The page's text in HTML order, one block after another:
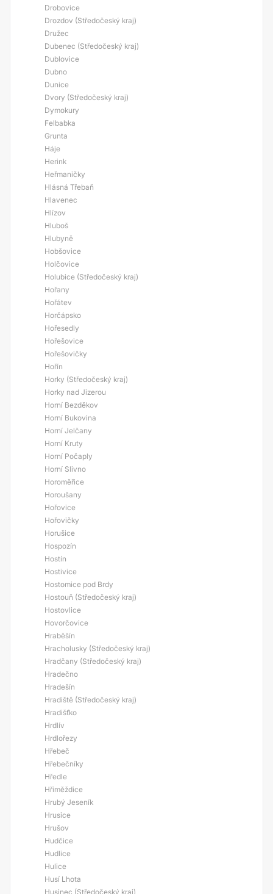
Drobovice
Drozdov (Středočeský kraj)
Družec
Dubenec (Středočeský kraj)
Dublovice
Dubno
Dunice
Dvory (Středočeský kraj)
Dymokury
Felbabka
Grunta
Háje
Herink
Heřmaničky
Hlásná Třebaň
Hlavenec
Hlízov
Hluboš
Hlubyně
Hobšovice
Holčovice
Holubice (Středočeský kraj)
Hořany
Hořátev
Horčápsko
Hořesedly
Hořešovice
Hořešovičky
Hořín
Horky (Středočeský kraj)
Horky nad Jizerou
Horní Bezděkov
Horní Bukovina
Horní Jelčany
Horní Kruty
Horní Počaply
Horní Slivno
Horoměřice
Horoušany
Hořovice
Hořovičky
Horušice
Hospozín
Hostín
Hostivice
Hostomice pod Brdy
Hostouň (Středočeský kraj)
Hostovlice
Hovorčovice
Hraběšín
Hracholusky (Středočeský kraj)
Hradčany (Středočeský kraj)
Hradečno
Hradešín
Hradiště (Středočeský kraj)
Hradišťko
Hrdlív
Hrdlořezy
Hřebeč
Hřebečníky
Hředle
Hřiměždice
Hrubý Jeseník
Hrusice
Hrušov
Hudčice
Hudlice
Hulice
Husí Lhota
Husinec (Středočeský kraj)